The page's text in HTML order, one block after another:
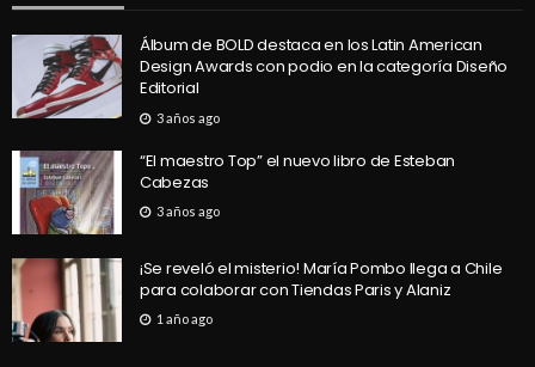
Álbum de BOLD destaca en los Latin American
Design Awards con podio en la categoría Diseño
Editorial
3 años ago
“El maestro Top” el nuevo libro de Esteban
Cabezas
3 años ago
¡Se reveló el misterio! María Pombo llega a Chile
para colaborar con Tiendas Paris y Alaniz
1 año ago